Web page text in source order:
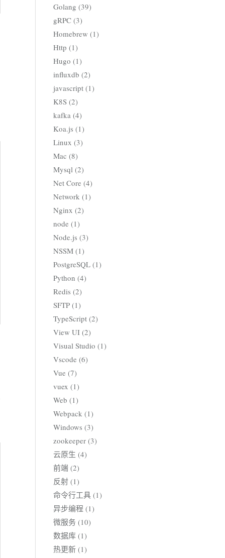
Golang (39)
gRPC (3)
Homebrew (1)
Http (1)
Hugo (1)
influxdb (2)
javascript (1)
K8S (2)
kafka (4)
Koa.js (1)
Linux (3)
Mac (8)
Mysql (2)
Net Core (4)
Network (1)
Nginx (2)
node (1)
Node.js (3)
NSSM (1)
PostgreSQL (1)
Python (4)
Redis (2)
SFTP (1)
TypeScript (2)
View UI (2)
Visual Studio (1)
Vscode (6)
Vue (7)
vuex (1)
Web (1)
Webpack (1)
Windows (3)
zookeeper (3)
云原生 (4)
前端 (2)
反射 (1)
命令行工具 (1)
异步编程 (1)
微服务 (10)
数据库 (1)
热更新 (1)